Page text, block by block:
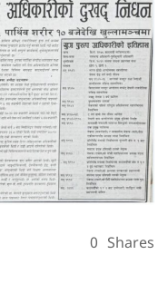
0 Shares